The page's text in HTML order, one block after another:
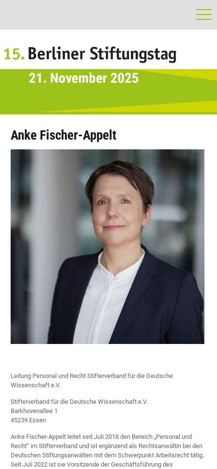
Anke Fischer-Appelt
Leitung Personal und Recht Stifterverband für die Deutsche
Wissenschaft e.V.
Stifterverband für die Deutsche Wissenschaft e.V.
Barkhovenallee 1
45239 Essen
Anke Fischer-Appelt leitet seit Juli 2018 den Bereich „Personal und
Recht“ im Stifterverband und ist ergänzend als Rechtsanwältin bei den
Deutschen Stiftungsanwälten mit dem Schwerpunkt Arbeitsrecht tätig.
Seit Juli 2022 ist sie Vorsitzende der Geschäftsführung des